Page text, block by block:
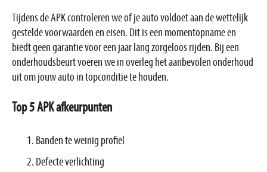
Tijdens de APK controleren we of je auto voldoet aan de wettelijk
gestelde voorwaarden en eisen. Dit is een momentopname en
biedt geen garantie voor een jaar lang zorgeloos rijden. Bij een
onderhoudsbeurt voeren we in overleg het aanbevolen onderhoud
uit om jouw auto in topconditie te houden.
Top 5 APK afkeurpunten
Banden te weinig profiel
Defecte verlichting